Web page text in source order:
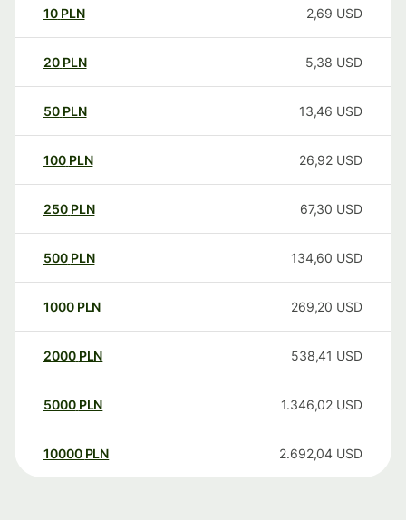
10 PLN 2,69 USD
20 PLN 5,38 USD
50 PLN 13,46 USD
100 PLN 26,92 USD
250 PLN 67,30 USD
500 PLN 134,60 USD
1000 PLN 269,20 USD
2000 PLN 538,41 USD
5000 PLN 1.346,02 USD
10000 PLN 2.692,04 USD